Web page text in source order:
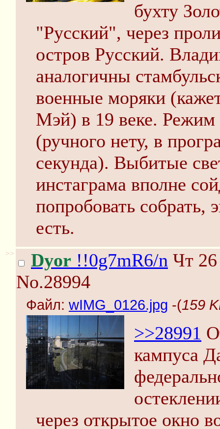
бухту
"Русский", через
остров Русский.
аналогичны
военные моряки
Мэй) в 19 веке.
(ручного нету, в
секунда). Выбитые
инстаграма вполне
попробовать собрать,
есть.
>> Dyor !!0g7mR6/n Чт 26
No.28994
Файл: wIMG_0126.jpg -(159
>>28991
кампуса
через открытое окно